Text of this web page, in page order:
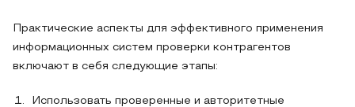
Практические аспекты для эффективного применения
информационных систем проверки контрагентов
включают в себя следующие этапы:
Использовать проверенные и авторитетные